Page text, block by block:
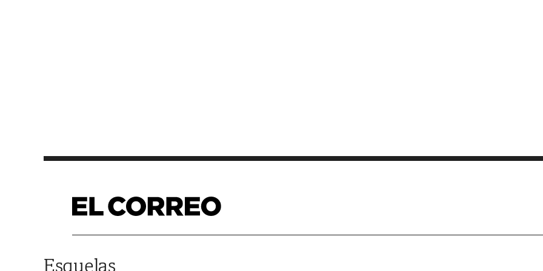
Esquelas